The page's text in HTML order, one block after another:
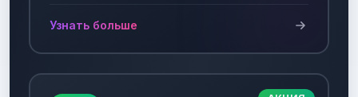
Узнать больше